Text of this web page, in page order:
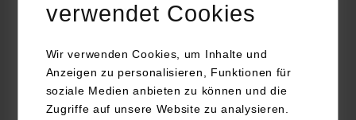
verwendet Cookies
Wir verwenden Cookies, um Inhalte und
Anzeigen zu personalisieren, Funktionen für
soziale Medien anbieten zu können und die
Zugriffe auf unsere Website zu analysieren.
089620600